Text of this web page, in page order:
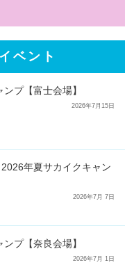
ベント
プ【富士会場】
2026年7月15日
年夏サカイクキャン
2026年7月 7日
プ【奈良会場】
2026年7月 1日